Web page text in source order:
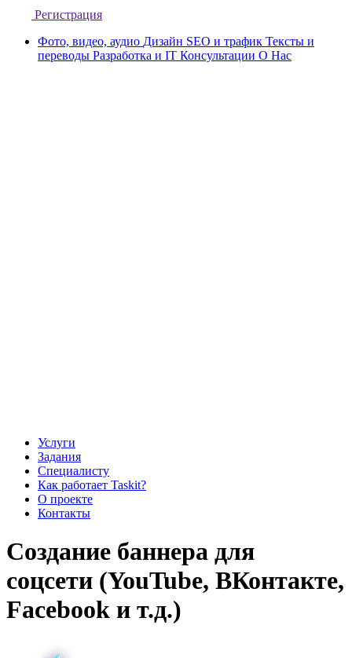
Регистрация
Фото, видео, аудио Дизайн SEO и трафик Тексты и
переводы Разработка и IT Консультации О Нас
Услуги
Задания
Специалисту
Как работает Taskit?
О проекте
Контакты
Создание баннера для
соцсети (YouTube, ВКонтакте,
Facebook и т.д.)